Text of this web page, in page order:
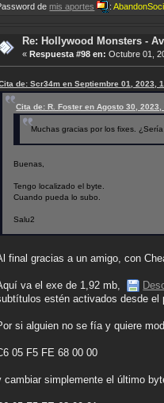
demis aportes :
Re: Hollywood Monsters -
« Respuesta #98 en: Octubre 01,
de: Scr34m en Septiembre 01, 2023,
Cita de: R. Foster en Agosto 30, 2023,
Muchas gracias por los fixes.
Buenas,
Tengo localizado el byte.
Cuando pueda lo subo.
Salu2
final gracias a un amigo, con
va el exe de 1,92 mb,
estén activados desde el
si alguien no se fía y quiere
05 F5 FE 68 00 00
cambiar simplemente el último